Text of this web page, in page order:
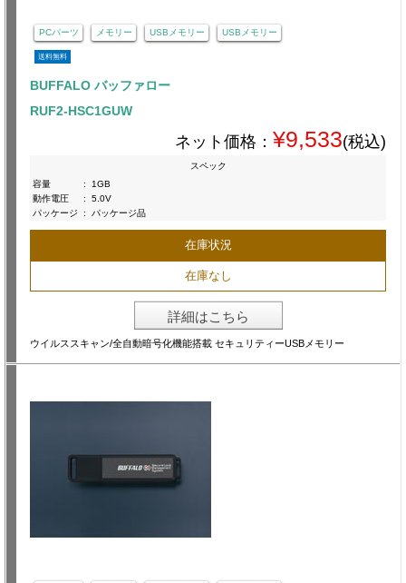
PCパーツ メモリー USBメモリー USBメモリー
送料無料
BUFFALO バッファロー
RUF2-HSC1GUW
ネット価格： ¥9,533(税込)
スペック
容量
:
1GB
動作電圧
:
5.0V
パッケージ
: パッケージ品
在庫状況
在庫なし
詳細はこちら
ウイルススキャン/全自動暗号化機能搭載 セキュリティーUSBメモリー